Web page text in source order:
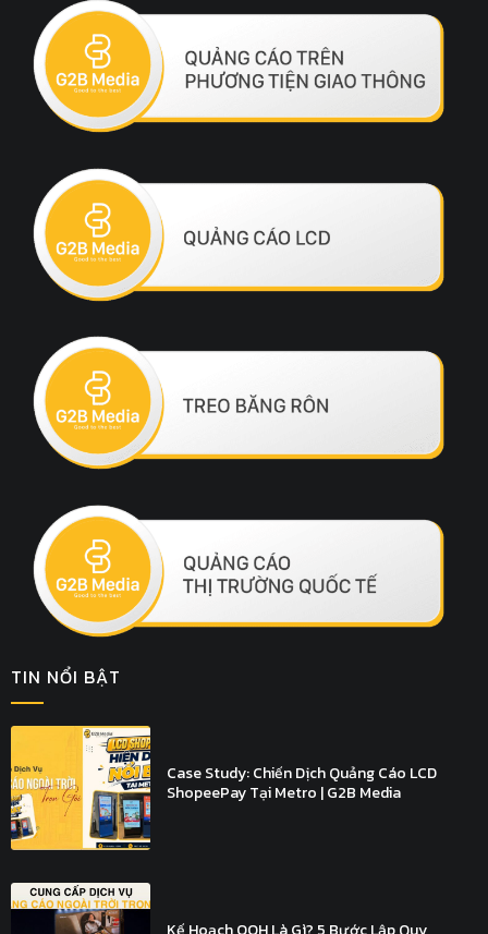
TIN NỔI BẬT
Case Study: Chiến Dịch Quảng Cáo LCD
ShopeePay Tại Metro | G2B Media